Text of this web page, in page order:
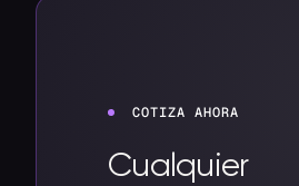
COTIZA AHORA
Cualquier